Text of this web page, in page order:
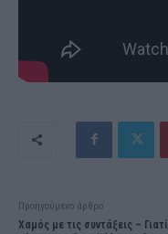
Προηγούμενο άρθρο
Χαμός με τις συντάξεις – Γιατί